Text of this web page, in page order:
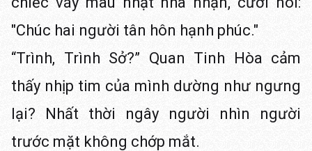
"Chúc hai người tân hôn hạnh phúc."
“Trình, Trình Sở?” Quan Tinh Hòa cảm
thấy nhịp tim của mình dường như ngưng
lại? Nhất thời ngây người nhìn người
trước mặt không chớp mắt.